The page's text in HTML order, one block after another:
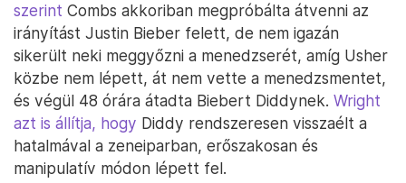
szerint Combs akkoriban megpróbálta átvenni az
irányítást Justin Bieber felett, de nem igazán
sikerült neki meggyőzni a menedzserét, amíg Usher
közbe nem lépett, át nem vette a menedzsmentet,
és végül 48 órára átadta Biebert Diddynek. Wright
azt is állítja, hogy Diddy rendszeresen visszaélt a
hatalmával a zeneiparban, erőszakosan és
manipulatív módon lépett fel.